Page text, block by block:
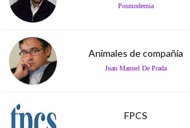
Posmodernia
Animales de compañía
Juan Manuel De Prada
FPCS